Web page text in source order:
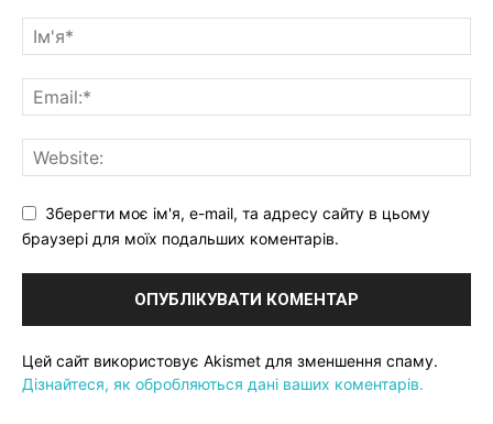
Зберегти моє ім'я, e-mail, та адресу сайту в цьому
браузері для моїх подальших коментарів.
Цей сайт використовує Akismet для зменшення спаму.
Дізнайтеся, як обробляються дані ваших коментарів.